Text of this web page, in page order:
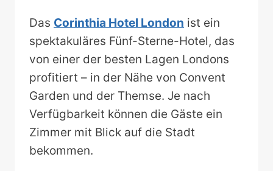
Das Corinthia Hotel London ist ein
spektakuläres Fünf-Sterne-Hotel, das
von einer der besten Lagen Londons
profitiert – in der Nähe von Convent
Garden und der Themse. Je nach
Verfügbarkeit können die Gäste ein
Zimmer mit Blick auf die Stadt
bekommen.